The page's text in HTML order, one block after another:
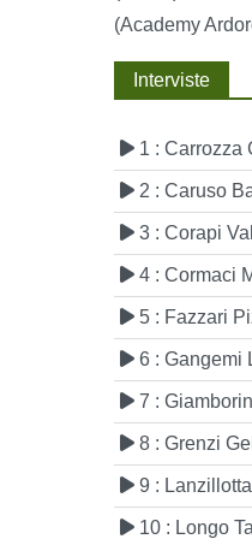
(Academy
Interviste
1 : Carrozza
2 : Caruso
3 : Corapi
4 : Cormaci
5 : Fazzari
6 : Gangemi
7 :
8 : Grenzi
9 :
10 : Longo